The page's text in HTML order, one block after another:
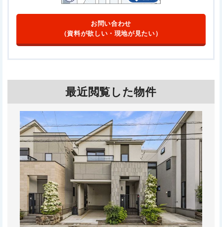
お問い合わせ
（資料が欲しい・現地が見たい）
最近閲覧した物件